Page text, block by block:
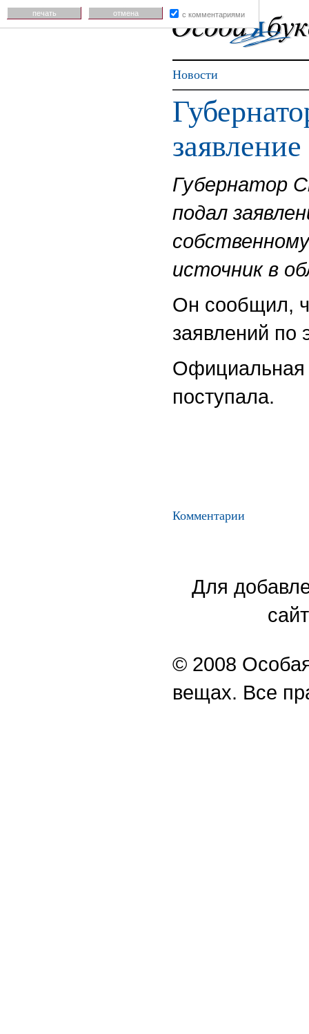
Новости
Губернатор
подал
источник в
Он сообщил,
заявлений по
Официальная
поступала.
Комментарии
Для
© 2008
вещах. Все
печать отмена с комментариями